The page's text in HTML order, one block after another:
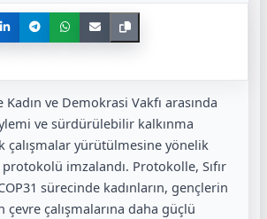
Kadın ve Demokrasi Vakfı arasında
ve sürdürülebilir kalkınma
çalışmalar yürütülmesine yönelik
imzalandı. Protokolle, Sıfır
sürecinde kadınların, gençlerin
çalışmalarına daha güçlü